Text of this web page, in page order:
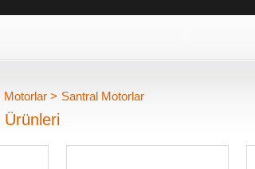
Motorlar > Santral Motorlar
Ürünleri